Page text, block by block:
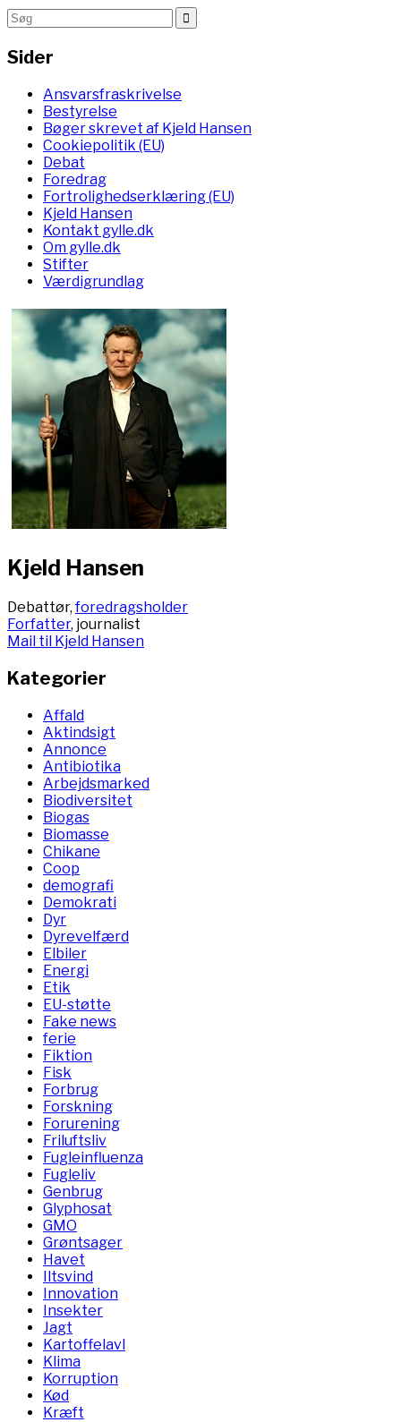
Sider
Ansvarsfraskrivelse
Bestyrelse
Bøger skrevet af Kjeld Hansen
Cookiepolitik (EU)
Debat
Foredrag
Fortrolighedserklæring (EU)
Kjeld Hansen
Kontakt gylle.dk
Om gylle.dk
Stifter
Værdigrundlag
Kjeld Hansen
Debattør,foredragsholder
Forfatter, journalist
Mail til Kjeld Hansen
Kategorier
Affald
Aktindsigt
Annonce
Antibiotika
Arbejdsmarked
Biodiversitet
Biogas
Biomasse
Chikane
Coop
demografi
Demokrati
Dyr
Dyrevelfærd
Elbiler
Energi
Etik
EU-støtte
Fake news
ferie
Fiktion
Fisk
Forbrug
Forskning
Forurening
Friluftsliv
Fugleinfluenza
Fugleliv
Genbrug
Glyphosat
GMO
Grøntsager
Havet
Iltsvind
Innovation
Insekter
Jagt
Kartoffelavl
Klima
Korruption
Kød
Kræft